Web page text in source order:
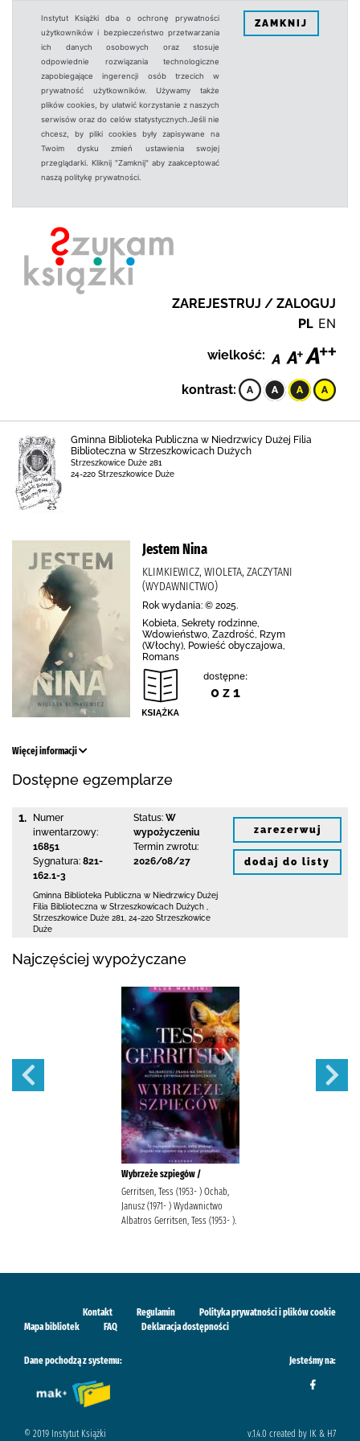
Instytut Książki dba o ochronę prywatności
użytkowników i bezpieczeństwo przetwarzania
ich danych osobowych oraz stosuje
odpowiednie rozwiązania technologiczne
zapobiegające ingerencji osób trzecich w
prywatność użytkowników. Używamy także
plików cookies, by ułatwić korzystanie z naszych
serwisów oraz do celów statystycznych.Jeśli nie
chcesz, by pliki cookies były zapisywane na
Twoim dysku zmień ustawienia swojej
przeglądarki. Kliknij "Zamknij" aby zaakceptować
naszą politykę prywatności.
ZAMKNIJ
ZAREJESTRUJ / ZALOGUJ
PL EN
wielkość:
kontrast:
Gminna Biblioteka Publiczna w Niedrzwicy Dużej Filia
Biblioteczna w Strzeszkowicach Dużych
Strzeszkowice Duże 281
24-220 Strzeszkowice Duże
Jestem Nina
KLIMKIEWICZ, WIOLETA, ZACZYTANI
(WYDAWNICTWO)
Rok wydania: © 2025.
Kobieta, Sekrety rodzinne,
Wdowieństwo, Zazdrość, Rzym
(Włochy), Powieść obyczajowa,
Romans
dostępne:
0 z 1
Więcej informacji
Dostępne egzemplarze
1.
Numer
inwentarzowy:
16851
Sygnatura: 821-
162.1-3
Status: W
wypożyczeniu
Termin zwrotu:
2026/08/27
Gminna Biblioteka Publiczna w Niedrzwicy Dużej
Filia Biblioteczna w Strzeszkowicach Dużych
Strzeszkowice Duże 281
24-220 Strzeszkowice
Duże
zarezerwuj
dodaj do listy
Najczęściej wypożyczane
Wybrzeże szpiegów /
Gerritsen, Tess (1953- ) Ochab,
Janusz (1971- ) Wydawnictwo
Albatros Gerritsen, Tess (1953- ).
Kontakt Regulamin
Polityka prywatności i plików cookie
Mapa bibliotek
FAQ Deklaracja dostępności
Dane pochodzą z systemu: Jesteśmy na:
© 2019 Instytut Książki v.1.4.0 created by IK & H7